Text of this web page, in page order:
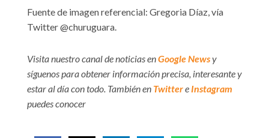
Fuente de imagen referencial: Gregoria Díaz, vía
Twitter @churuguara.
Visita nuestro canal de noticias enGoogle Newsy
síguenos para obtener información precisa, interesante y
estar al día con todo. También en Twittere Instagram
puedes conocer